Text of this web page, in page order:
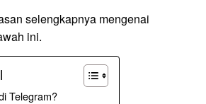
selengkapnya mengenai
ini.
Telegram?